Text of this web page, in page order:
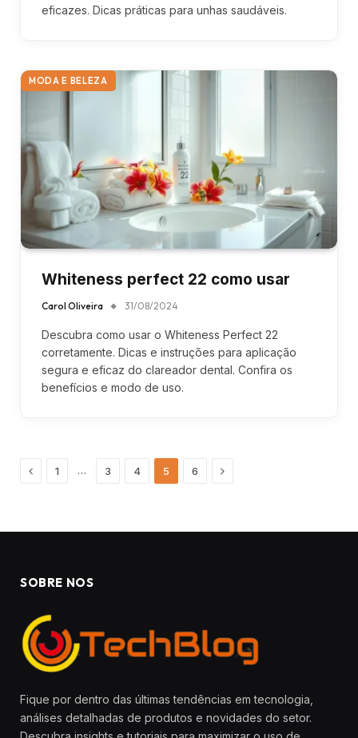
eficazes. Dicas práticas para unhas saudáveis.
MODA E BELEZA
Whiteness perfect 22 como usar
Carol Oliveira 31/08/2024
Descubra como usar o Whiteness Perfect 22
corretamente. Dicas e instruções para aplicação
segura e eficaz do clareador dental. Confira os
benefícios e modo de uso.
Previous
1 … 3 4 5 6 Next
SOBRE NOS
Fique por dentro das últimas tendências em tecnologia,
análises detalhadas de produtos e novidades do setor.